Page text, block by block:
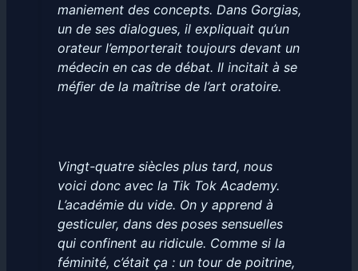
maniement des concepts. Dans Gorgias,
un de ses dialogues, il expliquait qu’un
orateur l’emporterait toujours devant un
médecin en cas de débat. Il incitait à se
méﬁer de la maîtrise de l’art oratoire.
Vingt-quatre siècles plus tard, nous
voici donc avec la Tik Tok Academy.
L’académie du vide. On y apprend à
gesticuler, dans des poses sensuelles
qui confinent au ridicule. Comme si la
féminité, c’était ça : un tour de poitrine,